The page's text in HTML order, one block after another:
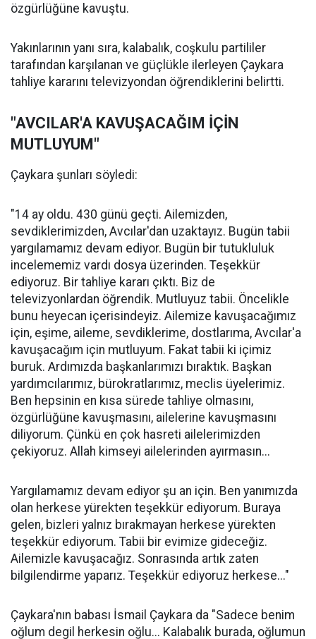
özgürlüğüne kavuştu.
Yakınlarının yanı sıra, kalabalık, coşkulu partililer
tarafından karşılanan ve güçlükle ilerleyen Çaykara
tahliye kararını televizyondan öğrendiklerini belirtti.
"AVCILAR'A KAVUŞACAĞIM İÇİN
MUTLUYUM"
Çaykara şunları söyledi:
"14 ay oldu. 430 günü geçti. Ailemizden,
sevdiklerimizden, Avcılar'dan uzaktayız. Bugün tabii
yargılamamız devam ediyor. Bugün bir tutukluluk
incelememiz vardı dosya üzerinden. Teşekkür
ediyoruz. Bir tahliye kararı çıktı. Biz de
televizyonlardan öğrendik. Mutluyuz tabii. Öncelikle
bunu heyecan içerisindeyiz. Ailemize kavuşacağımız
için, eşime, aileme, sevdiklerime, dostlarıma, Avcılar'a
kavuşacağım için mutluyum. Fakat tabii ki içimiz
buruk. Ardımızda başkanlarımızı bıraktık. Başkan
yardımcılarımız, bürokratlarımız, meclis üyelerimiz.
Ben hepsinin en kısa sürede tahliye olmasını,
özgürlüğüne kavuşmasını, ailelerine kavuşmasını
diliyorum. Çünkü en çok hasreti ailelerimizden
çekiyoruz. Allah kimseyi ailelerinden ayırmasın...
Yargılamamız devam ediyor şu an için. Ben yanımızda
olan herkese yürekten teşekkür ediyorum. Buraya
gelen, bizleri yalnız bırakmayan herkese yürekten
teşekkür ediyorum. Tabii bir evimize gideceğiz.
Ailemizle kavuşacağız. Sonrasında artık zaten
bilgilendirme yaparız. Teşekkür ediyoruz herkese..."
Çaykara'nın babası İsmail Çaykara da "Sadece benim
oğlum degil herkesin oğlu... Kalabalık burada, oğlumun